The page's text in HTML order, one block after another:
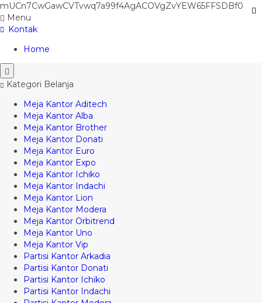
mUCn7CwGawCVTvwq7a99f4AgACOVgZvYEW65FFSDBf0
Menu
Kontak
Home
Kategori Belanja
Meja Kantor Aditech
Meja Kantor Alba
Meja Kantor Brother
Meja Kantor Donati
Meja Kantor Euro
Meja Kantor Expo
Meja Kantor Ichiko
Meja Kantor Indachi
Meja Kantor Lion
Meja Kantor Modera
Meja Kantor Orbitrend
Meja Kantor Uno
Meja Kantor Vip
Partisi Kantor Arkadia
Partisi Kantor Donati
Partisi Kantor Ichiko
Partisi Kantor Indachi